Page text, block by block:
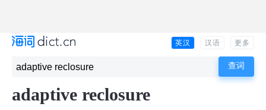
英汉 汉语 更多
adaptive reclosure